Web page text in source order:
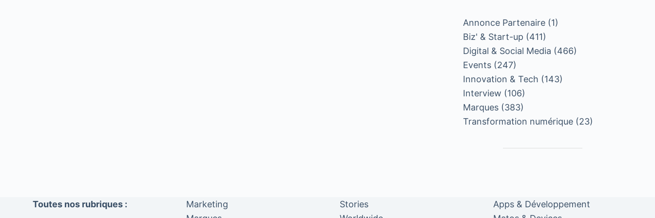
Annonce Partenaire (1)
Biz' & Start-up (411)
Digital & Social Media (466)
Events (247)
Innovation & Tech (143)
Interview (106)
Marques (383)
Transformation numérique (23)
Toutes nos rubriques :
Marketing
Stories
Apps & Développement